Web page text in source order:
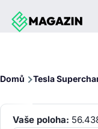
Přejít k hlavnímu
Domů Tesla
Vaše poloha: